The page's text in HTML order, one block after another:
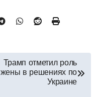
Трамп отметил роль
жены в решениях по
Украине